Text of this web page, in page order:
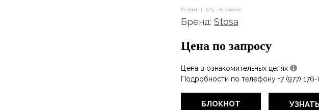
Рейтинг: 0/5 - 0голосов
Бренд: Stosa
Цена по запросу
Цена в ознакомительных целях
Подробности по телефону +7 (977)
БЛОКНОТ